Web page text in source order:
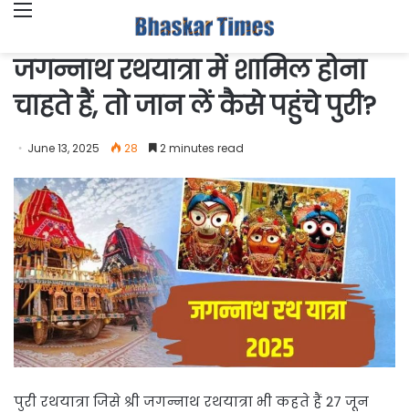
जगन्नाथ रथयात्रा में शाम‍िल होना
चाहते हैं, तो जान लें कैसे पहुंचे पुरी?
June 13, 2025 28 2 minutes read
पुरी रथयात्रा जिसे श्री जगन्नाथ रथयात्रा भी कहते हैं 27 जून